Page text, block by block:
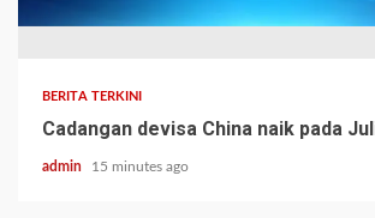
BERITA TERKINI
Cadangan devisa China naik pada
admin 15 minutes ago